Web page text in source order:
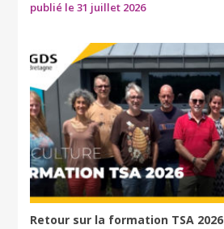
publié le 31 juillet 2026
Retour sur la formation TSA 2026